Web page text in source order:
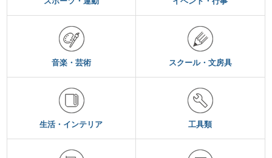
音楽・芸術 スクール・文房具
生活・インテリア 工具類